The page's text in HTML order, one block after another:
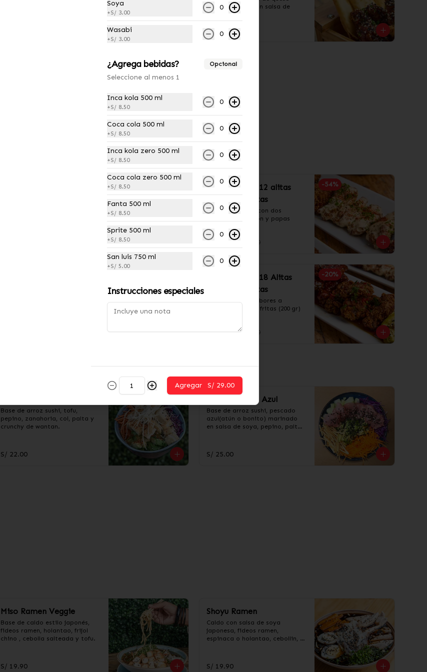
acompañados con salsa de
guacamole.
S/ 20.90
- 11% -54%
¡Alitas Lover! 12 alitas
con papas fritas
¡30% OFF! Alitas con dos
sabores a elección y papas
S/ 24.00S/ 52.00
-20%
¡Alitas Lover! 18 Alitas
con papas fritas
Alitas con dos sabores a
elección y papas fritas (200 gr)
S/ 59.00S/ 73.30
Base de arroz sushi, tofu,
pepino, zanahoria, col, palta y
crunchy de wantan.
S/ 22.00
Poke Pescado Azul
Base de arroz sushi, pescado
azul(atún o bonito) marinado
en salsa de soya, pepino, palta,
acevichada y taré.
S/ 25.00
Miso Ramen Veggie
Base de caldo estilo japonés,
fideos ramen, holantao, frijol
chino , cebolla salteada y tofu.
S/ 19.90
Shoyu Ramen
Caldo con salsa de soya
japonesa, fideos ramen,
espinaca o holantao, cebollin,
S/ 19.90
Soya
+S/ 3.00
0
Wasabi
+S/ 3.00
0
¿Agrega bebidas? Opcional
Seleccione al menos 1
Inca kola 500 ml
+S/ 8.50
0
Coca cola 500 ml
+S/ 8.50
0
Inca kola zero 500 ml
+S/ 8.50
0
Coca cola zero 500 ml
+S/ 8.50
0
Fanta 500 ml
+S/ 8.50
0
Sprite 500 ml
+S/ 8.50
0
San luis 750 ml
+S/ 5.00
0
Instrucciones especiales
Agregar S/ 29.00